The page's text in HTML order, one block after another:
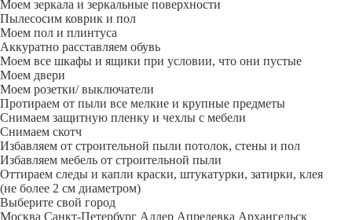
Моем зеркала и зеркальные поверхности
Пылесосим коврик и пол
Моем пол и плинтуса
Аккуратно расставляем обувь
Моем все шкафы и ящики при условии, что они пустые
Моем двери
Моем розетки/ выключатели
Протираем от пыли все мелкие и крупные предметы
Снимаем защитную пленку и чехлы с мебели
Снимаем скотч
Избавляем от строительной пыли потолок, стены и пол
Избавляем мебель от строительной пыли
Оттираем следы и капли краски, штукатурки, затирки, клея
(не более 2 см диаметром)
Выберите свой город
Москва Санкт-Петербург Адлер Апрелевка Архангельск